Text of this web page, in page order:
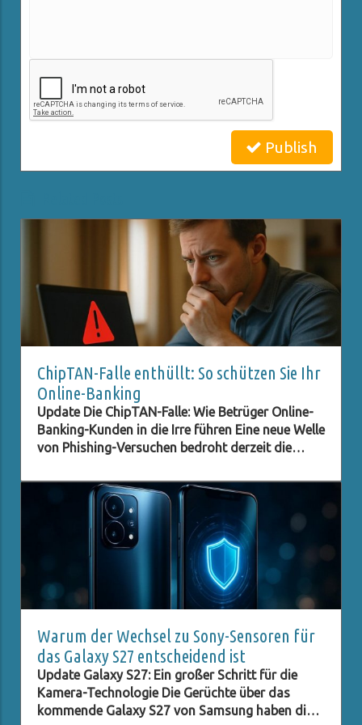
Publish
ChipTAN-Falle enthüllt: So schützen Sie Ihr
Online-Banking
Update Die ChipTAN-Falle: Wie Betrüger Online-
Banking-Kunden in die Irre führen Eine neue Welle
von Phishing-Versuchen bedroht derzeit die
offizielle Institutionen und versuchen, durch
gefälschte E-Mails an sensible Daten zu
gelangen. In diesem Fall wird ein angebliches
ChipTAN-Update als Aufhänger genutzt, um
unsuspecting Kunden auf eine gefälschte
Website zu locken. Diese Vorgehensweise ist
nicht neu, doch die perfiden Methoden der
Betrüger entwickeln sich ständig weiter, und es
ist entscheidend, über die neuesten
Entwicklungen informiert zu sein. Was ist die
ChipTAN-Methode? Die ChipTAN-Methode ist
eine gängige Sicherheitsmaßnahme, die beim
Online-Banking verwendet wird. Bei dieser
Methode werden Transaktionsnummern (TANs)
Warum der Wechsel zu Sony-Sensoren für
das Galaxy S27 entscheidend ist
Update Galaxy S27: Ein großer Schritt für die
Kamera-Technologie Die Gerüchte über das
kommende Galaxy S27 von Samsung haben die